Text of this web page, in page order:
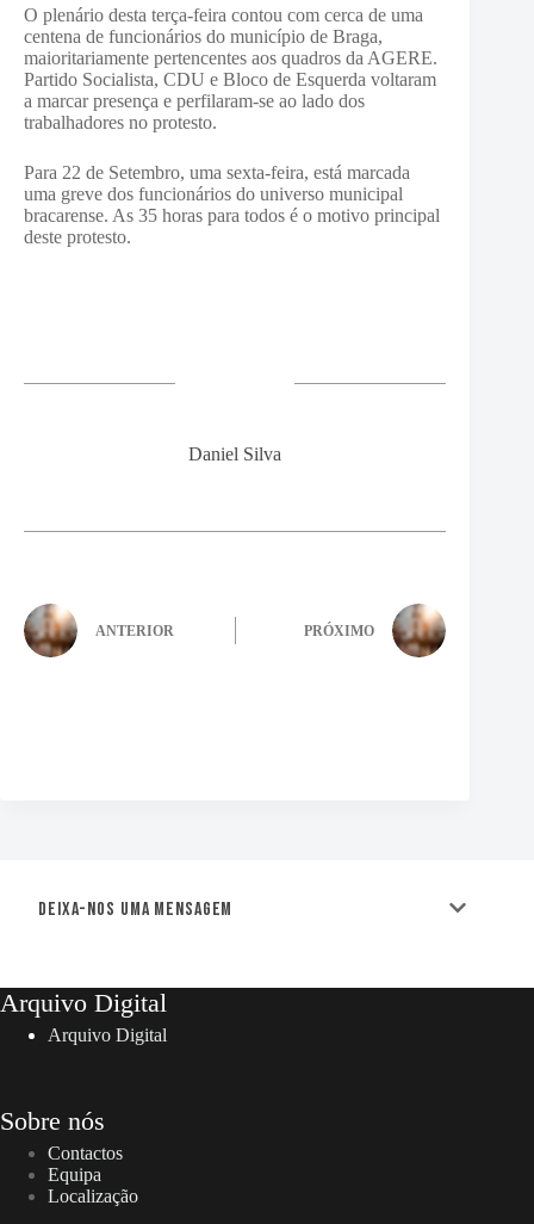
O plenário desta terça-feira contou com cerca de uma
centena de funcionários do município de Braga,
maioritariamente pertencentes aos quadros da AGERE.
Partido Socialista, CDU e Bloco de Esquerda voltaram
a marcar presença e perfilaram-se ao lado dos
trabalhadores no protesto.
Para 22 de Setembro, uma sexta-feira, está marcada
uma greve dos funcionários do universo municipal
bracarense. As 35 horas para todos é o motivo principal
deste protesto.
Daniel Silva
ANTERIOR PRÓXIMO
Deixa-nos uma mensagem
Arquivo Digital
Arquivo Digital
Sobre nós
Contactos
Equipa
Localização